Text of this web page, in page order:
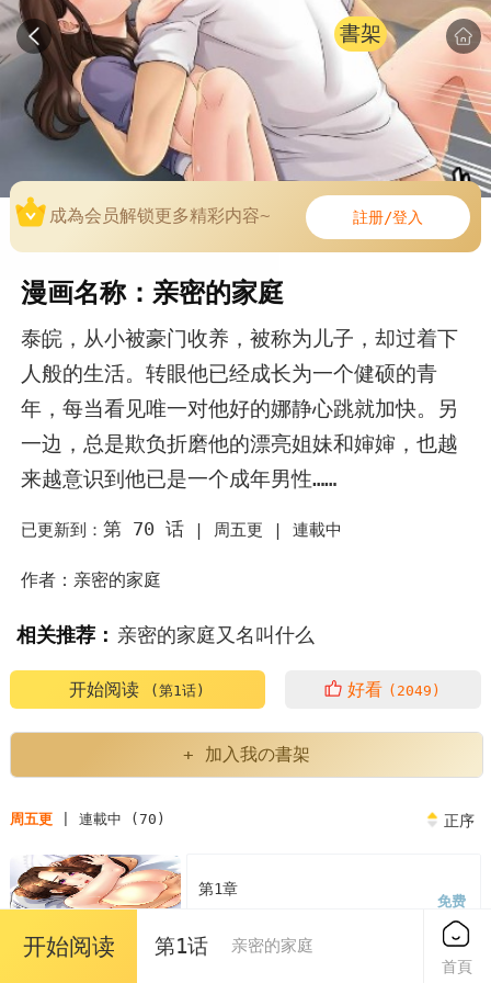
書架
成為会员解锁更多精彩内容~ 註册/登入
漫画名称：亲密的家庭
泰皖，从小被豪门收养，被称为儿子，却过着下
人般的生活。转眼他已经成长为一个健硕的青
年，每当看见唯一对他好的娜静心跳就加快。另
一边，总是欺负折磨他的漂亮姐妹和婶婶，也越
来越意识到他已是一个成年男性……
已更新到： 第 70 话| 周五更 | 連載中
作者：亲密的家庭
相关推荐： 亲密的家庭又名叫什么
亲密的家庭漫画为什么不更新了 亲密的家庭繁体
亲密的家庭又叫什么
亲密的家庭泰民
亲密的家庭或者朋友中的评价表现了
亲密的家庭火猫&凯瑞 韩漫亲密的家庭又名叫什么
开始阅读 (第1话) 好看 (2049)
+ 加入我の書架
周五更| 連載中 (70) 正序
第1章
免费
开始阅读 第1话 亲密的家庭
首頁